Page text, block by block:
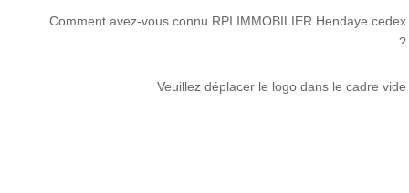
Comment avez-vous connu RPI IMMOBILIER Hendaye cedex
?
Veuillez déplacer le logo dans le cadre vide